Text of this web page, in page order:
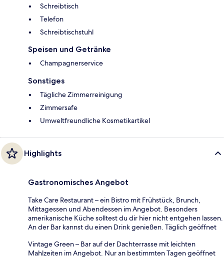
Schreibtisch
Telefon
Schreibtischstuhl
Speisen und Getränke
Champagnerservice
Sonstiges
Tägliche Zimmerreinigung
Zimmersafe
Umweltfreundliche Kosmetikartikel
Highlights
Gastronomisches Angebot
Take Care Restaurant – ein Bistro mit Frühstück, Brunch,
Mittagessen und Abendessen im Angebot. Besonders
amerikanische Küche solltest du dir hier nicht entgehen lassen.
An der Bar kannst du einen Drink genießen. Täglich geöffnet
Vintage Green – Bar auf der Dachterrasse mit leichten
Mahlzeiten im Angebot. Nur an bestimmten Tagen geöffnet